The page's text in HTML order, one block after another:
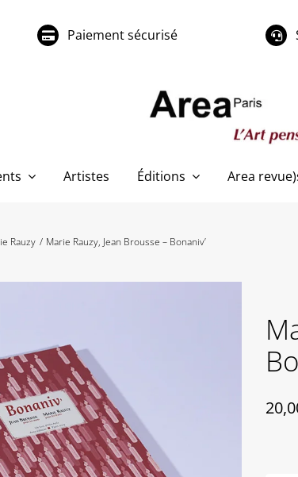
Paiement sécurisé
Artistes Éditions Area
Rauzy Marie Rauzy, Jean Brousse – Bonaniv’